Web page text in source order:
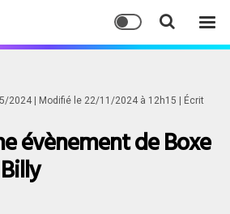
2024 | Modifié le 22/11/2024 à 12h15 | Écrit
évènement de Boxe